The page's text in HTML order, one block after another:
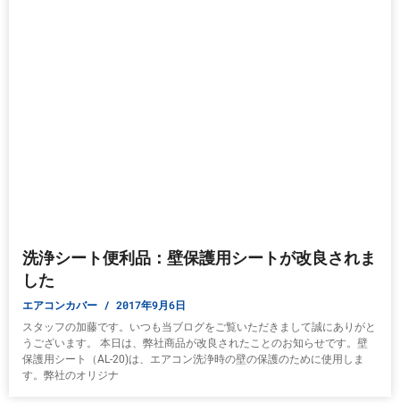
洗浄シート便利品：壁保護用シートが改良されま
した
エアコンカバー 2017年9月6日
スタッフの加藤です。いつも当ブログをご覧いただきまして誠にありがと
うございます。 本日は、弊社商品が改良されたことのお知らせです。壁
保護用シート（AL-20)は、エアコン洗浄時の壁の保護のために使用しま
す。弊社のオリジナ